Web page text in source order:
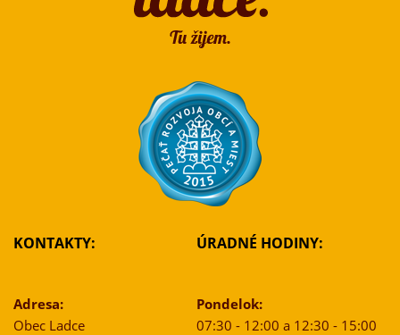
KONTAKTY:
Adresa:
Obec Ladce
ÚRADNÉ HODINY:
Pondelok:
07:30 - 12:00 a 12:30 - 15:00